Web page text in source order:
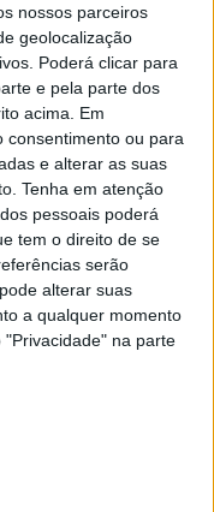
nossos parceiros
geolocalização
Poderá clicar para
e pela parte dos
acima. Em
consentimento ou para
e alterar as suas
Tenha em atenção
pessoais poderá
tem o direito de se
serão
alterar suas
a qualquer momento
na parte
Branco realiza este
Encerramento do
Teatro Avenida
de Honra no
de antigos
um Coro e
para esta ocasião,